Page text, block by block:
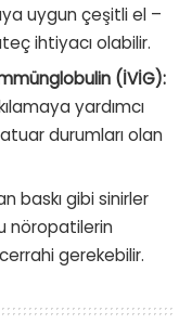
uygun çeşitli el –
ihtiyacı olabilir.
(İVİG):
yardımcı
durumları olan
baskı gibi sinirler
nöropatilerin
gerekebilir.